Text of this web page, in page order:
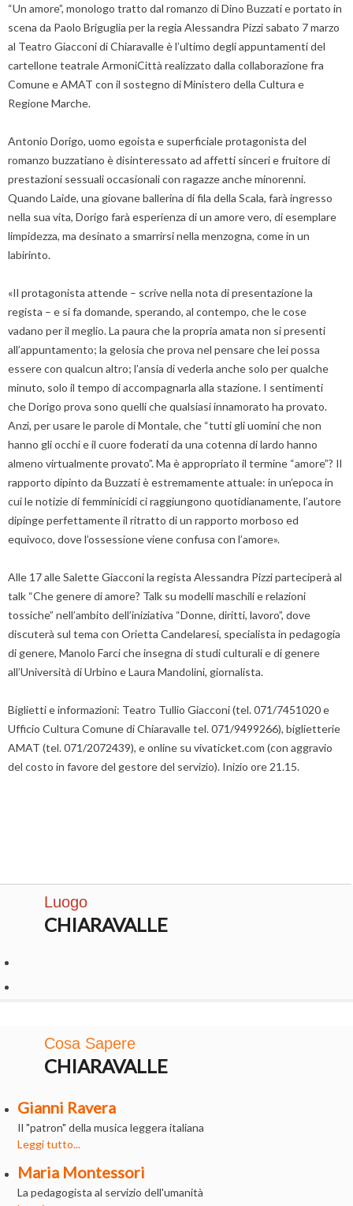
“Un amore”, monologo tratto dal romanzo di Dino Buzzati e portato in
scena da Paolo Briguglia per la regia Alessandra Pizzi sabato 7 marzo
al Teatro Giacconi di Chiaravalle è l’ultimo degli appuntamenti del
cartellone teatrale ArmoniCittà realizzato dalla collaborazione fra
Comune e AMAT con il sostegno di Ministero della Cultura e
Regione Marche.
Antonio Dorigo, uomo egoista e superficiale protagonista del
romanzo buzzatiano è disinteressato ad affetti sinceri e fruitore di
prestazioni sessuali occasionali con ragazze anche minorenni.
Quando Laide, una giovane ballerina di fila della Scala, farà ingresso
nella sua vita, Dorigo farà esperienza di un amore vero, di esemplare
limpidezza, ma desinato a smarrirsi nella menzogna, come in un
labirinto.
«Il protagonista attende – scrive nella nota di presentazione la
regista – e si fa domande, sperando, al contempo, che le cose
vadano per il meglio. La paura che la propria amata non si presenti
all’appuntamento; la gelosia che prova nel pensare che lei possa
essere con qualcun altro; l’ansia di vederla anche solo per qualche
minuto, solo il tempo di accompagnarla alla stazione. I sentimenti
che Dorigo prova sono quelli che qualsiasi innamorato ha provato.
Anzi, per usare le parole di Montale, che “tutti gli uomini che non
hanno gli occhi e il cuore foderati da una cotenna di lardo hanno
almeno virtualmente provato”. Ma è appropriato il termine “amore”? Il
rapporto dipinto da Buzzati è estremamente attuale: in un’epoca in
cui le notizie di femminicidi ci raggiungono quotidianamente, l’autore
dipinge perfettamente il ritratto di un rapporto morboso ed
equivoco, dove l’ossessione viene confusa con l’amore».
Alle 17 alle Salette Giacconi la regista Alessandra Pizzi parteciperà al
talk “Che genere di amore? Talk su modelli maschili e relazioni
tossiche” nell’ambito dell’iniziativa “Donne, diritti, lavoro”, dove
discuterà sul tema con Orietta Candelaresi, specialista in pedagogia
di genere, Manolo Farci che insegna di studi culturali e di genere
all’Università di Urbino e Laura Mandolini, giornalista.
Biglietti e informazioni: Teatro Tullio Giacconi (tel. 071/7451020 e
Ufficio Cultura Comune di Chiaravalle tel. 071/9499266), biglietterie
AMAT (tel. 071/2072439), e online su vivaticket.com (con aggravio
del costo in favore del gestore del servizio). Inizio ore 21.15.
Luogo
CHIARAVALLE
Cosa Sapere
CHIARAVALLE
Gianni Ravera
Il "patron" della musica leggera italiana
Leggi tutto...
Maria Montessori
La pedagogista al servizio dell'umanità